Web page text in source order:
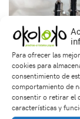
Para ofrecer las
cookies para
consentimiento de
comportamiento de
consentir o retirar el
características y
Anillo en Plata
Piedra
$190,000